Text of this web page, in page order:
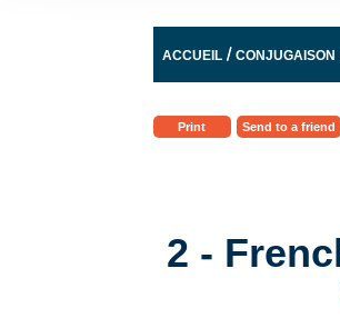
ACCUEIL /CONJUGAISON
Print Send to a friend
2 -